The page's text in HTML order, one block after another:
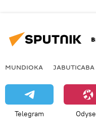
MUNDIOKA JABUTICABA
Telegram